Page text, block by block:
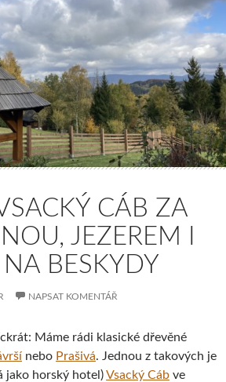
CÁB ZA
JEZEREM I
BESKYDY
NAPSAT KOMENTÁŘ
Máme rádi klasické dřevěné
nebo Prašivá. Jednou z takových je
jako horský hotel)Vsacký Cáb ve